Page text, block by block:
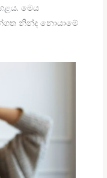
මෙය
නින්ද නොයාමේ